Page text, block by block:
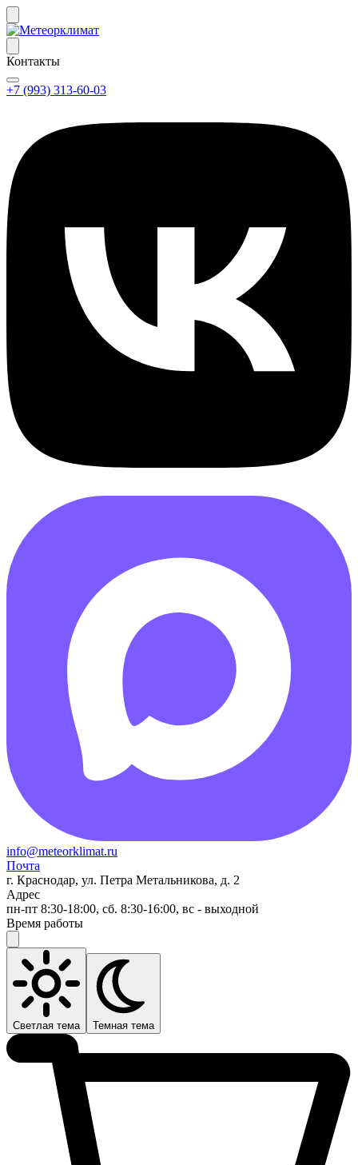
Контакты
+7 (993) 313-60-03
info@meteorklimat.ru
Почта
г. Краснодар, ул. Петра Метальникова, д. 2
Адрес
пн-пт 8:30-18:00, сб. 8:30-16:00, вс - выходной
Время работы
Светлая тема Темная тема